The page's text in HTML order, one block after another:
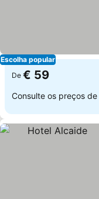
Escolha popular
De € 59
Consulte os preços de